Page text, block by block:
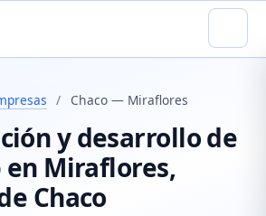
/ Chaco — Miraflores
y desarrollo de
Miraflores,
Chaco